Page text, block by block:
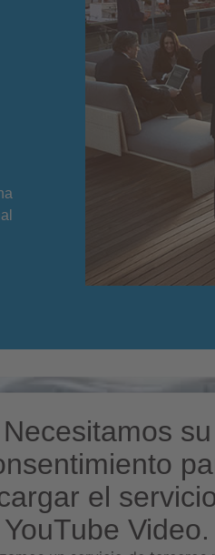
Necesitamos su
el
YouTube Video.